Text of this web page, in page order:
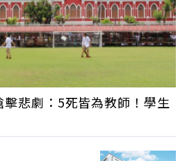
悲劇：5死皆為教師！學生